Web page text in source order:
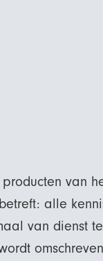
van
alle
van dienst